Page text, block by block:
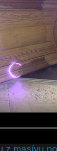
z masívu